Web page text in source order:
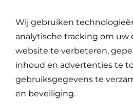
Wij gebruiken
analytische tracking om uw
website te verbeteren,
inhoud en advertenties te
gebruiksgegevens te
en beveiliging.